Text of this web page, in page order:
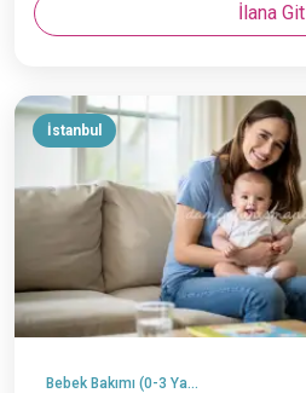
İlana Git
İstanbul
Bebek Bakımı (0-3 Yaş)